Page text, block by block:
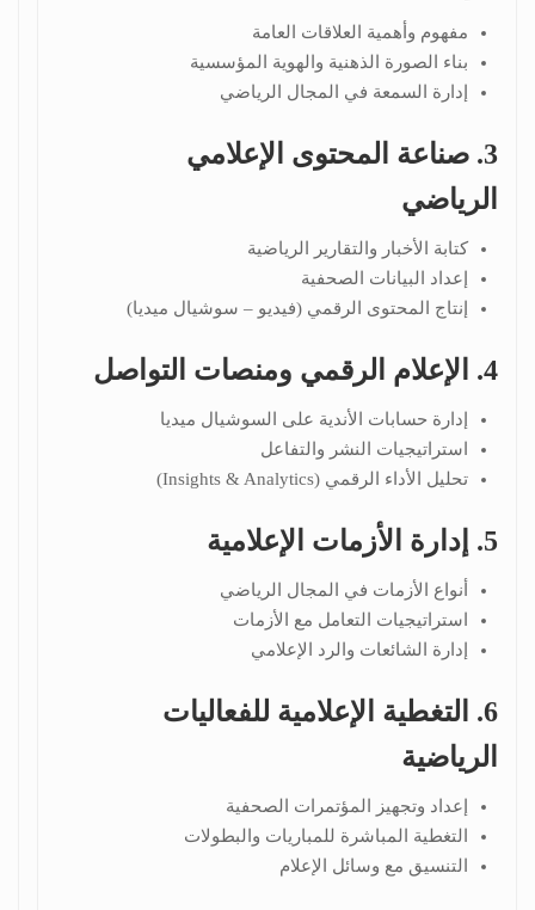
مفهوم وأهمية العلاقات العامة
بناء الصورة الذهنية والهوية المؤسسية
إدارة السمعة في المجال الرياضي
3. صناعة المحتوى الإعلامي
الرياضي
كتابة الأخبار والتقارير الرياضية
إعداد البيانات الصحفية
إنتاج المحتوى الرقمي (فيديو – سوشيال ميديا)
4. الإعلام الرقمي ومنصات التواصل
إدارة حسابات الأندية على السوشيال ميديا
استراتيجيات النشر والتفاعل
تحليل الأداء الرقمي (Insights & Analytics)
5. إدارة الأزمات الإعلامية
أنواع الأزمات في المجال الرياضي
استراتيجيات التعامل مع الأزمات
إدارة الشائعات والرد الإعلامي
6. التغطية الإعلامية للفعاليات
الرياضية
إعداد وتجهيز المؤتمرات الصحفية
التغطية المباشرة للمباريات والبطولات
التنسيق مع وسائل الإعلام